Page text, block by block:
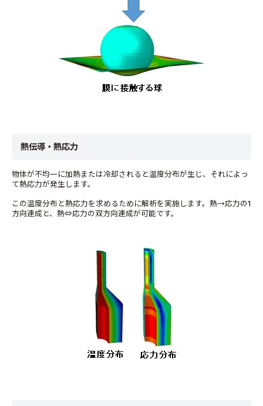
熱伝導・熱応力
物体が不均一に加熱または冷却されると温度分布が生じ、それによっ
て熱応力が発生します。
この温度分布と熱応力を求めるために解析を実施します。熱→応力の1
方向連成と、熱⇔応力の双方向連成が可能です。